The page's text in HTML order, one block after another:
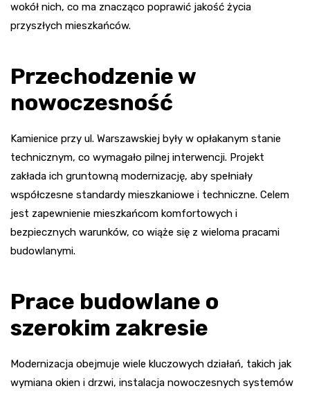
wokół nich, co ma znacząco poprawić jakość życia
przyszłych mieszkańców.
Przechodzenie w
nowoczesność
Kamienice przy ul. Warszawskiej były w opłakanym stanie
technicznym, co wymagało pilnej interwencji. Projekt
zakłada ich gruntowną modernizację, aby spełniały
współczesne standardy mieszkaniowe i techniczne. Celem
jest zapewnienie mieszkańcom komfortowych i
bezpiecznych warunków, co wiąże się z wieloma pracami
budowlanymi.
Prace budowlane o
szerokim zakresie
Modernizacja obejmuje wiele kluczowych działań, takich jak
wymiana okien i drzwi, instalacja nowoczesnych systemów